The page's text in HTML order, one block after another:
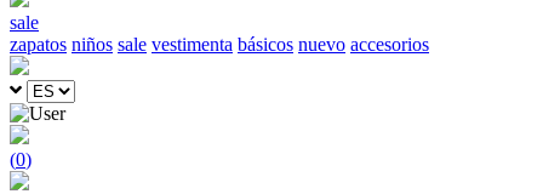
sale
zapatos niños sale vestimenta básicos nuevo accesorios
(0)